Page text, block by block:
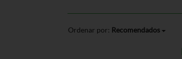
Ordenar por: Recomendados